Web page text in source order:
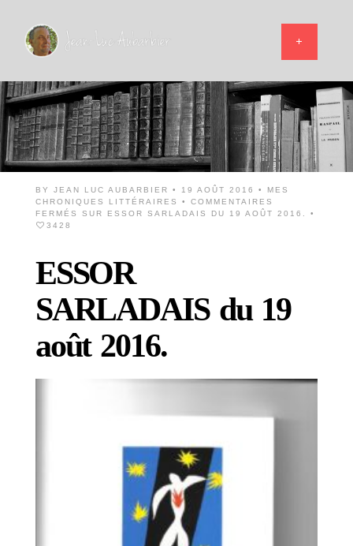
BY JEAN LUC AUBARBIER • 19 AOÛT 2016 •
MES
CHRONIQUES LITTÉRAIRES
• COMMENTAIRES
FERMÉS
SUR ESSOR SARLADAIS DU 19 AOÛT 2016.
•
3428
ESSOR
SARLADAIS du 19
août 2016.